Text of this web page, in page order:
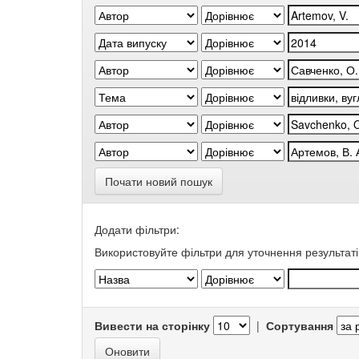
Почати новий пошук
Додати фільтри:
Використовуйте фільтри для уточнення
Вивести на сторінку | Сортування